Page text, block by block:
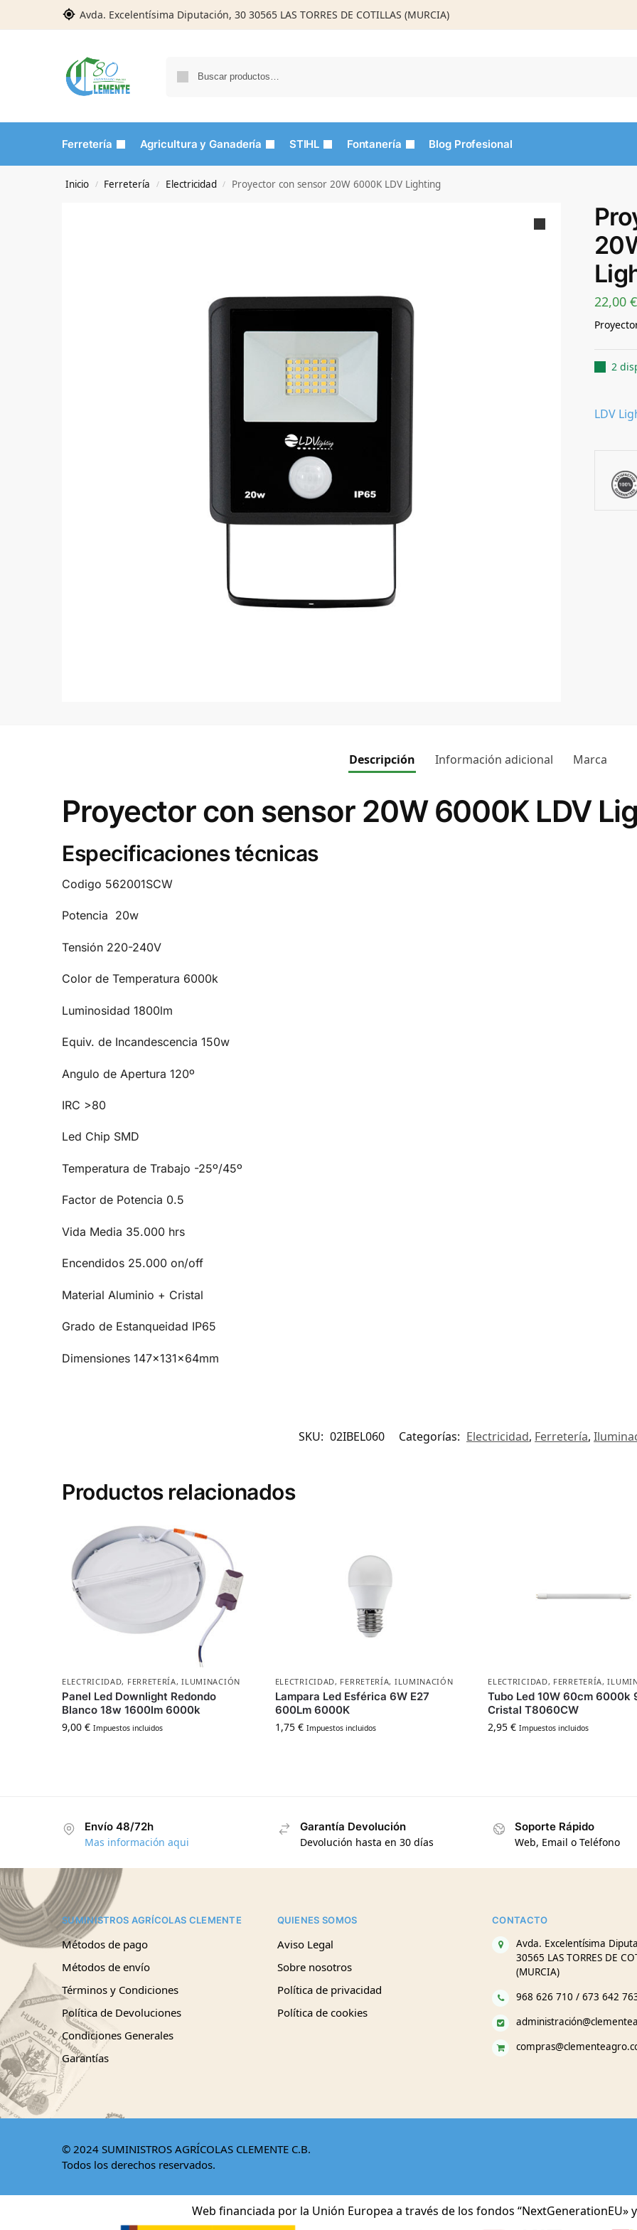
Avda. Excelentísima Diputación, 30 30565 LAS TORRES DE COTILLAS (MURCIA)
Ferretería Agricultura y Ganadería STIHL Fontanería Blog Profesional
Inicio / Ferretería / Electricidad / Proyector con sensor 20W 6000K LDV Lighting
22,00 €
2
LDV
Descripción Información adicional Marca
Proyector con sensor 20W 6000K LDV
Especificaciones técnicas
Codigo 562001SCW
Potencia 20w
Tensión 220-240V
Color de Temperatura 6000k
Luminosidad 1800lm
Equiv. de Incandescencia 150w
Angulo de Apertura 120º
IRC >80
Led Chip SMD
Temperatura de Trabajo -25º/45º
Factor de Potencia 0.5
Vida Media 35.000 hrs
Encendidos 25.000 on/off
Material Aluminio + Cristal
Grado de Estanqueidad IP65
Dimensiones 147x131x64mm
SKU: 02IBEL060 Categorías: Electricidad, Ferretería,
Productos relacionados
ELECTRICIDAD, FERRETERÍA,ILUMINACIÓN
Panel Led Downlight Redondo
Blanco 18w 1600lm 6000k
9,00€ Impuestos incluidos
ELECTRICIDAD, FERRETERÍA, ILUMINACIÓN
Lampara Led Esférica 6W E27
600Lm 6000K
1,75 € Impuestos incluidos
ELECTRICIDAD, FERRETERÍA,
Tubo Led 10W 60cm 6000k
Cristal T8060CW
2,95€ Impuestos incluidos
Envío 48/72h
Mas información aqui
Garantía Devolución
Devolución hasta en 30 días
Soporte Rápido
Web, Email o Teléfono
SUMINISTROS AGRÍCOLAS CLEMENTE
Métodos de pago
Métodos de envío
Términos y Condiciones
Política de Devoluciones
Condiciones Generales
Garantías
QUIENES SOMOS
Aviso Legal
Sobre nosotros
Política de privacidad
Política de cookies
CONTACTO
Avda. Excelentísima
30565 LAS TORRES DE
(MURCIA)
968 626 710 / 673 642
© 2024 SUMINISTROS AGRÍCOLAS CLEMENTE C.B.
Todos los derechos reservados.
Web financiada por la Unión Europea a través de los fondos “NextGenerationEU»